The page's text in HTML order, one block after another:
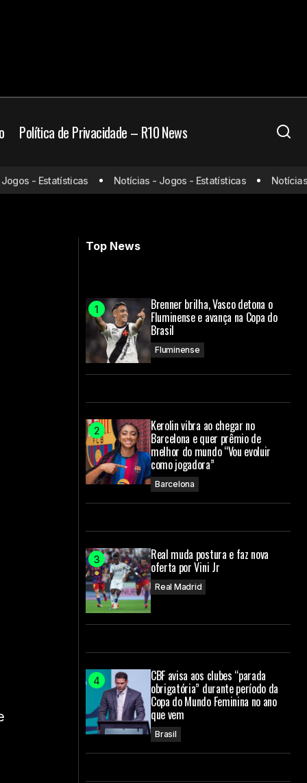
Política de Privacidade – R10 News
Bélgica x Itália: onde assistir e
escalações
- Estatísticas Notícias - Jogos - Estatísticas Notícias -
Top News
Brenner brilha, Vasco detona o
Fluminense e avança na Copa do
Brasil
Fluminense
Kerolin vibra ao chegar no
Barcelona e quer prêmio de
melhor do mundo “Vou evoluir
como jogadora”
Barcelona
Real muda postura e faz nova
oferta por Vini Jr
Real Madrid
CBF avisa aos clubes “parada
obrigatória” durante período da
Copa do Mundo Feminina no ano
que vem
Brasil